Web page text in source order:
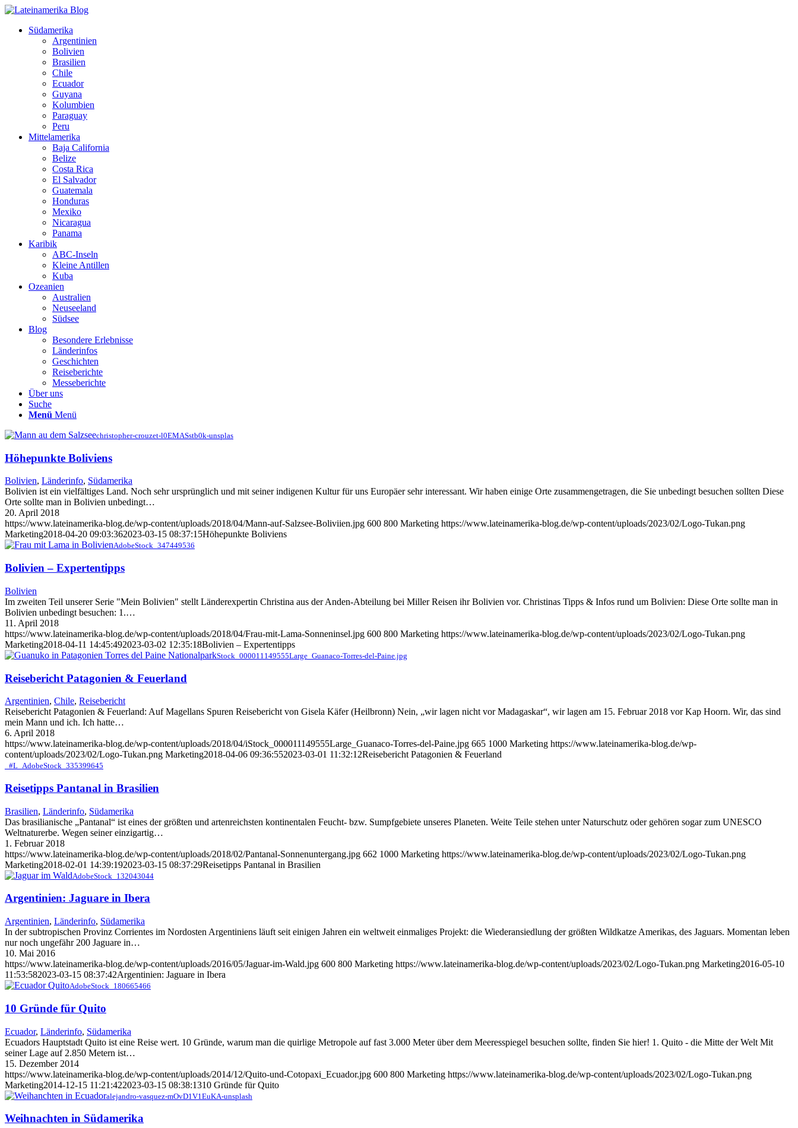
Südamerika
Argentinien
Bolivien
Brasilien
Chile
Ecuador
Guyana
Kolumbien
Paraguay
Peru
Mittelamerika
Baja California
Belize
Costa Rica
El Salvador
Guatemala
Honduras
Mexiko
Nicaragua
Panama
Karibik
ABC-Inseln
Kleine Antillen
Kuba
Ozeanien
Australien
Neuseeland
Südsee
Blog
Besondere Erlebnisse
Länderinfos
Geschichten
Reiseberichte
Messeberichte
Über uns
Suche
Menü Menü
christopher-crouzet-l0EMASstb0k-unsplas
Höhepunkte Boliviens
Bolivien, Länderinfo, Südamerika
Bolivien ist ein vielfältiges Land. Noch sehr ursprünglich und mit seiner indigenen Kultur für uns Europäer sehr interessant. Wir haben einige Orte zusammengetragen, die Sie unbedingt besuchen sollten Diese
Orte sollte man in Bolivien unbedingt…
20. April 2018
https://www.lateinamerika-blog.de/wp-content/uploads/2018/04/Mann-auf-Salzsee-Boliviien.jpg 600 800 Marketing https://www.lateinamerika-blog.de/wp-content/uploads/2023/02/Logo-Tukan.png
Marketing2018-04-20 09:03:362023-03-15 08:37:15Höhepunkte Boliviens
AdobeStock_347449536
Bolivien – Expertentipps
Bolivien
Im zweiten Teil unserer Serie "Mein Bolivien" stellt Länderexpertin Christina aus der Anden-Abteilung bei Miller Reisen ihr Bolivien vor. Christinas Tipps & Infos rund um Bolivien: Diese Orte sollte man in
Bolivien unbedingt besuchen: 1.…
11. April 2018
https://www.lateinamerika-blog.de/wp-content/uploads/2018/04/Frau-mit-Lama-Sonneninsel.jpg 600 800 Marketing https://www.lateinamerika-blog.de/wp-content/uploads/2023/02/Logo-Tukan.png
Marketing2018-04-11 14:45:492023-03-02 12:35:18Bolivien – Expertentipps
Stock_000011149555Large_Guanaco-Torres-del-Paine.jpg
Reisebericht Patagonien & Feuerland
Argentinien, Chile, Reisebericht
Reisebericht Patagonien & Feuerland: Auf Magellans Spuren Reisebericht von Gisela Käfer (Heilbronn) Nein, „wir lagen nicht vor Madagaskar“, wir lagen am 15. Februar 2018 vor Kap Hoorn. Wir, das sind
mein Mann und ich. Ich hatte…
6. April 2018
https://www.lateinamerika-blog.de/wp-content/uploads/2018/04/iStock_000011149555Large_Guanaco-Torres-del-Paine.jpg 665 1000 Marketing https://www.lateinamerika-blog.de/wp-
content/uploads/2023/02/Logo-Tukan.png Marketing2018-04-06 09:36:552023-03-01 11:32:12Reisebericht Patagonien & Feuerland
_#L_AdobeStock_335399645
Reisetipps Pantanal in Brasilien
Brasilien, Länderinfo, Südamerika
Das brasilianische „Pantanal“ ist eines der größten und artenreichsten kontinentalen Feucht- bzw. Sumpfgebiete unseres Planeten. Weite Teile stehen unter Naturschutz oder gehören sogar zum UNESCO
Weltnaturerbe. Wegen seiner einzigartig…
1. Februar 2018
https://www.lateinamerika-blog.de/wp-content/uploads/2018/02/Pantanal-Sonnenuntergang.jpg 662 1000 Marketing https://www.lateinamerika-blog.de/wp-content/uploads/2023/02/Logo-Tukan.png
Marketing2018-02-01 14:39:192023-03-15 08:37:29Reisetipps Pantanal in Brasilien
AdobeStock_132043044
Argentinien: Jaguare in Ibera
Argentinien, Länderinfo, Südamerika
In der subtropischen Provinz Corrientes im Nordosten Argentiniens läuft seit einigen Jahren ein weltweit einmaliges Projekt: die Wiederansiedlung der größten Wildkatze Amerikas, des Jaguars. Momentan leben
nur noch ungefähr 200 Jaguare in…
10. Mai 2016
https://www.lateinamerika-blog.de/wp-content/uploads/2016/05/Jaguar-im-Wald.jpg 600 800 Marketing https://www.lateinamerika-blog.de/wp-content/uploads/2023/02/Logo-Tukan.png Marketing2016-05-10
11:53:582023-03-15 08:37:42Argentinien: Jaguare in Ibera
AdobeStock_180665466
10 Gründe für Quito
Ecuador, Länderinfo, Südamerika
Ecuadors Hauptstadt Quito ist eine Reise wert. 10 Gründe, warum man die quirlige Metropole auf fast 3.000 Meter über dem Meeresspiegel besuchen sollte, finden Sie hier! 1. Quito - die Mitte der Welt Mit
seiner Lage auf 2.850 Metern ist…
15. Dezember 2014
https://www.lateinamerika-blog.de/wp-content/uploads/2014/12/Quito-und-Cotopaxi_Ecuador.jpg 600 800 Marketing https://www.lateinamerika-blog.de/wp-content/uploads/2023/02/Logo-Tukan.png
Marketing2014-12-15 11:21:422023-03-15 08:38:1310 Gründe für Quito
alejandro-vasquez-mOvD1V1EuKA-unsplash
Weihnachten in Südamerika